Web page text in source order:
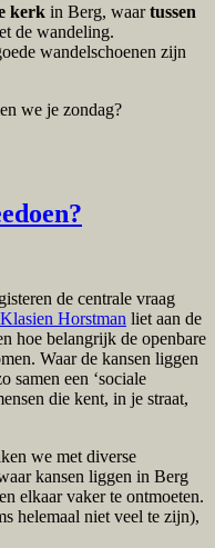
kerk in Berg, waartussen
de wandeling.
wandelschoenen zijn
we je zondag?
de centrale vraag
Klasien Horstman liet aan de
hoe belangrijk de openbare
Waar de kansen liggen
samen een ‘sociale
die kent, in je straat,
we met diverse
kansen liggen in Berg
elkaar vaker te ontmoeten.
helemaal niet veel te zijn),